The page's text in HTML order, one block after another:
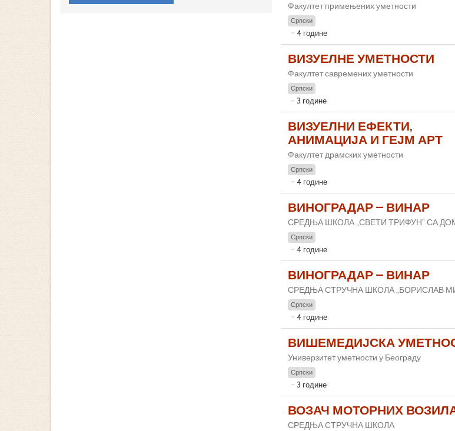
Факултет примењених уметности
Српски
4 године
ВИЗУЕЛНЕ УМЕТНОСТИ
Факултет савремених уметности
Српски
3 године
ВИЗУЕЛНИ ЕФЕКТИ,
АНИМАЦИЈА И ГЕЈМ АРТ
Факултет драмских уметности
Српски
4 године
ВИНОГРАДАР – ВИНАР
СРЕДЊА ШКОЛА „СВЕТИ ТРИФУН” СА
Српски
4 године
ВИНОГРАДАР – ВИНАР
СРЕДЊА СТРУЧНА ШКОЛА „БОРИСЛАВ
Српски
4 године
ВИШЕМЕДИЈСКА
Универзитет уметности у Београду
Српски
3 године
ВОЗАЧ МОТОРНИХ
СРЕДЊА СТРУЧНА ШКОЛА